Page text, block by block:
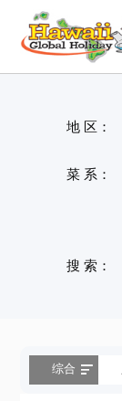
地 区：
菜 系：
搜 索：
综合